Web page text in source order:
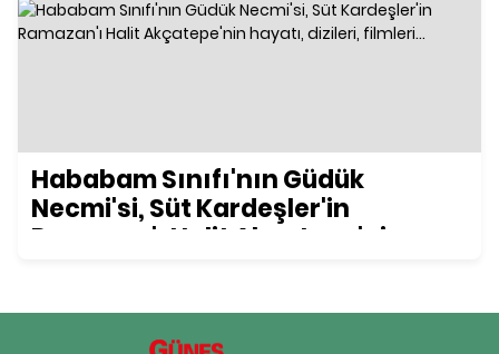
Hababam Sınıfı'nın Güdük
Necmi'si, Süt Kardeşler'in
Ramazan'ı Halit Akçatepe'nin